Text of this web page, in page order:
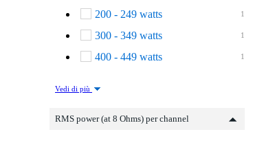
1
200 - 249 watts
1
300 - 349 watts
1
400 - 449 watts
Vedi di più
RMS power (at 8 Ohms) per channel